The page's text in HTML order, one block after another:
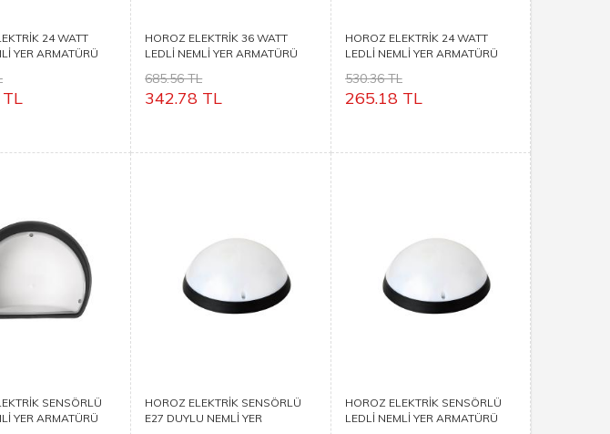
24 WATT
YER ARMATÜRÜ
HOROZ ELEKTRİK 36 WATT
LEDLİ NEMLİ YER ARMATÜRÜ
685.56 TL
342.78 TL
HOROZ ELEKTRİK 24 WATT
LEDLİ NEMLİ YER ARMATÜRÜ
530.36 TL
265.18 TL
SENSÖRLÜ
YER ARMATÜRÜ
HOROZ ELEKTRİK SENSÖRLÜ
E27 DUYLU NEMLİ YER
HOROZ ELEKTRİK SENSÖRLÜ
LEDLİ NEMLİ YER ARMATÜRÜ